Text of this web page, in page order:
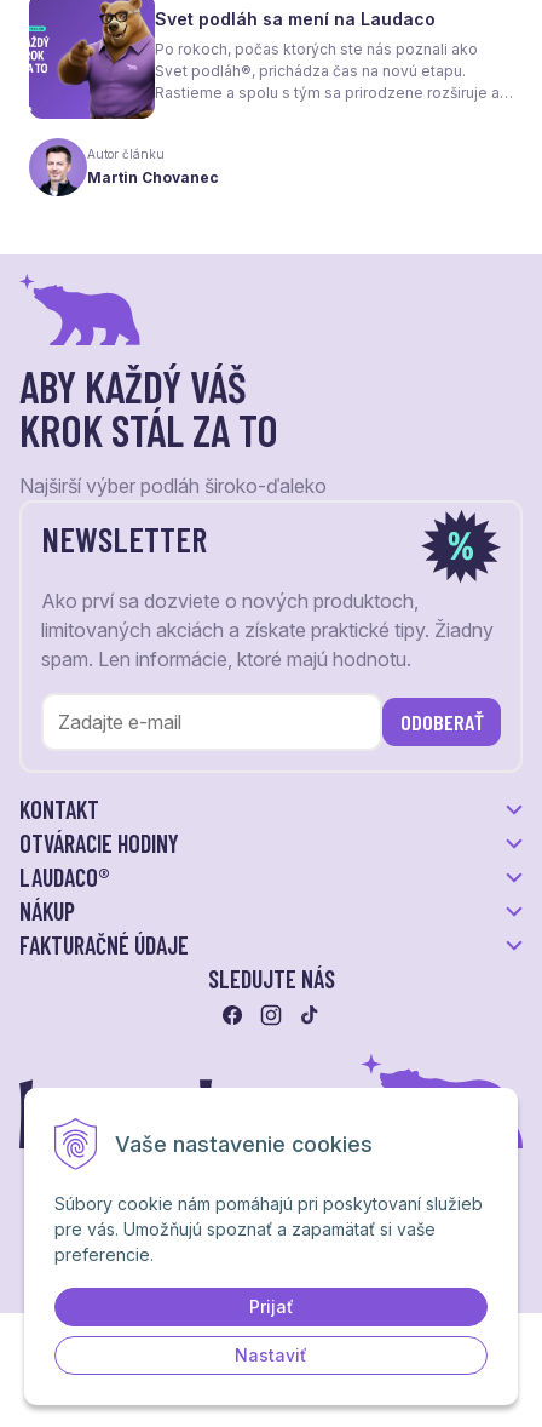
Vaše nastavenie cookies
Súbory cookie nám pomáhajú pri poskytovaní služieb
pre vás. Umožňujú spoznať a zapamätať si vaše
preferencie.
Prijať
Nastaviť
nielen na pocit tepla v miestnosti, ale aj na
spotrebu energie a celkové fungovanie kúrenia.
Svet podláh sa mení na Laudaco
Po rokoch, počas ktorých ste nás poznali ako
Svet podláh®, prichádza čas na novú etapu.
Rastieme a spolu s tým sa prirodzene rozširuje aj
vizuálnou identitou. Naším cieľom je, aby každý
váš krok stál za to.
Autor článku
Martin Chovanec
ABY KAŽDÝ VÁŠ
KROK STÁL ZA TO
Najširší výber podláh široko-ďaleko
NEWSLETTER
Ako prví sa dozviete o nových produktoch,
limitovaných akciách a získate praktické tipy. Žiadny
spam. Len informácie, ktoré majú hodnotu.
ODOBERAŤ
KONTAKT
OTVÁRACIE HODINY
LAUDACO®
NÁKUP
FAKTURAČNÉ ÚDAJE
SLEDUJTE NÁS
Ochrana osobných údajov
NextShop&